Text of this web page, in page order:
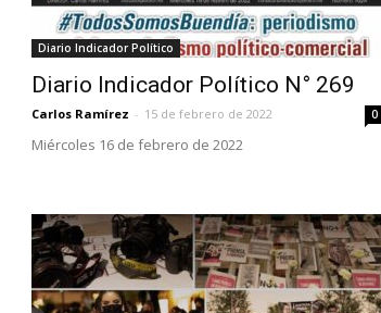
Diario Indicador Político
Diario Indicador Político N° 269
Carlos Ramírez - 15 de febrero de 2022 0
Miércoles 16 de febrero de 2022